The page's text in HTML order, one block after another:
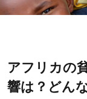
アフリカの
響は？どん